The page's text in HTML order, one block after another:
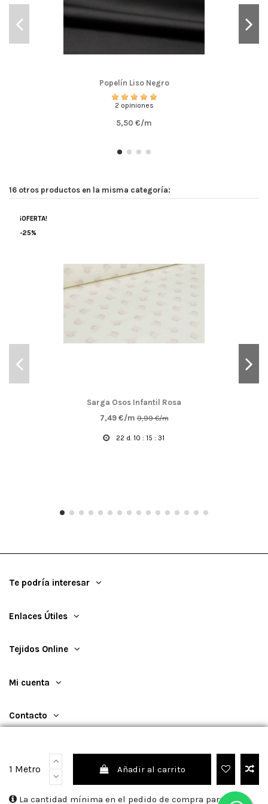
1 Metro Añadir al carrito
La cantidad mínima en el pedido de compra para el
Popelín Liso Negro
2 opiniones
5,50 €/m
16 otros productos en la misma categoría:
¡OFERTA!
-25%
Sarga Osos Infantil Rosa
7,49 €/m9,99 €/m
22d. 10: 15: 30
Te podría interesar
Enlaces Útiles
Tejidos Online
Mi cuenta
Contacto
©2026TejidosOnline